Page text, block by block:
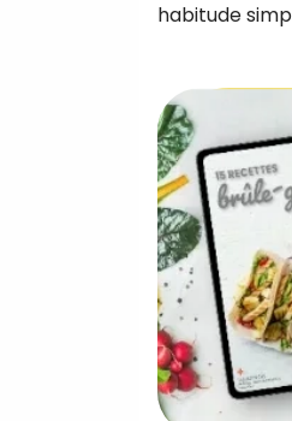
habitude